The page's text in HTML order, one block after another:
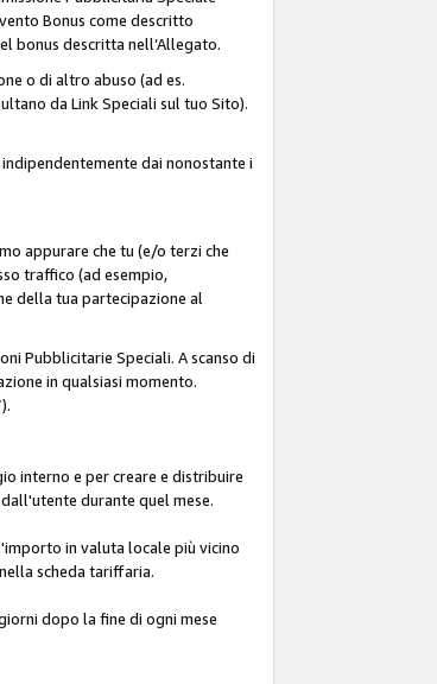
Bonus come descritto
bonus descritta nell’Allegato.
o di altro abuso (ad es.
da Link Speciali sul tuo Sito).
dai nonostante i
appurare che tu (e/o terzi che
traffico (ad esempio,
della tua partecipazione al
Pubblicitarie Speciali. A scanso di
in qualsiasi momento.
interno e per creare e distribuire
durante quel mese.
in valuta locale più vicino
scheda tariffaria.
dopo la fine di ogni mese